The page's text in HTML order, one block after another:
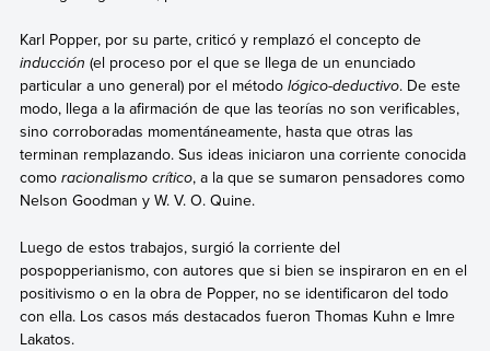
Karl Popper, por su parte, criticó y remplazó el concepto de
inducción (el proceso por el que se llega de un enunciado
particular a uno general) por el método lógico-deductivo. De este
modo, llega a la afirmación de que las teorías no son verificables,
sino corroboradas momentáneamente, hasta que otras las
terminan remplazando. Sus ideas iniciaron una corriente conocida
como racionalismo crítico, a la que se sumaron pensadores como
Nelson Goodman y W. V. O. Quine.
Luego de estos trabajos, surgió la corriente del
pospopperianismo, con autores que si bien se inspiraron en en el
positivismo o en la obra de Popper, no se identificaron del todo
con ella. Los casos más destacados fueron Thomas Kuhn e Imre
Lakatos.